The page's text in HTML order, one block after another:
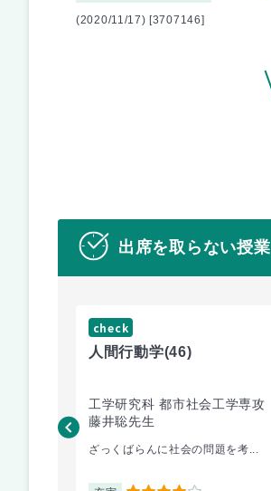
(2020/11/17) [3707146]
出席を取らない授業
check
人間行動学(46)
工学研究科 都市社会工学専攻
藤井聡先生
ざっくばらんに社会の問題を考...